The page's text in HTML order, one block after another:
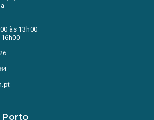
às 13h00
Porto